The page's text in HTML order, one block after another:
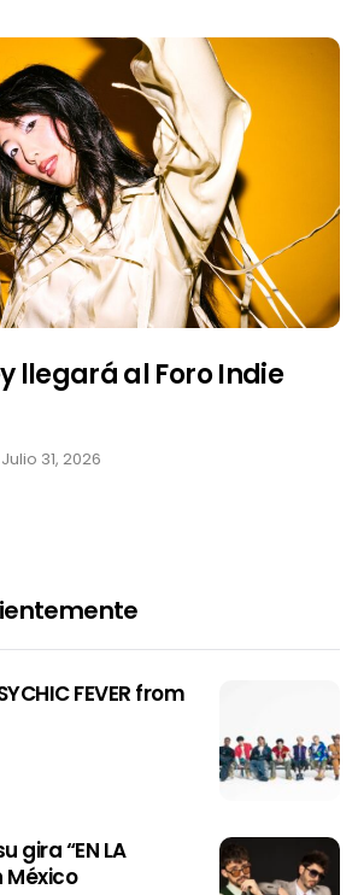
llegará al Foro Indie
Julio 31, 2026
FEVER from
gira “EN LA
México